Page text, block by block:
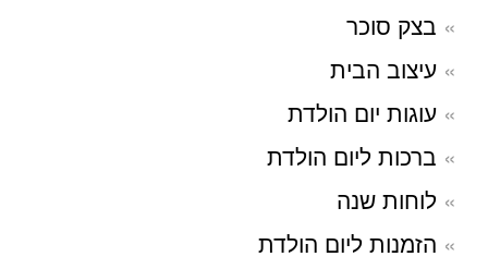
בצק סוכר
עיצוב הבית
עוגות יום הולדת
ברכות ליום הולדת
לוחות שנה
הזמנות ליום הולדת